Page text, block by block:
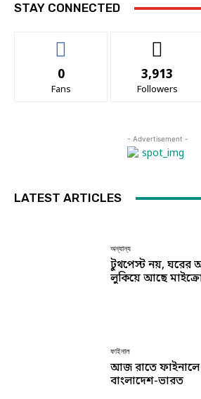
STAY CONNECTED
0
Fans
3,913
Followers
- Advertisement -
LATEST ARTICLES
অন্যান্য
টুথপেস্ট নয়, ঘরের
লুকিয়ে আছে
ফাইনাল
আজ রাতে ফাইনালে
বাংলাদেশ-ভারত